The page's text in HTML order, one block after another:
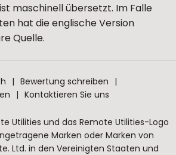
maschinell übersetzt. Im Falle
hat die englische Version
Quelle.
Bewertung schreiben
Kontaktieren Sie uns
Utilities und das Remote Utilities-Logo
Marken oder Marken von
Ltd. in den Vereinigten Staaten und